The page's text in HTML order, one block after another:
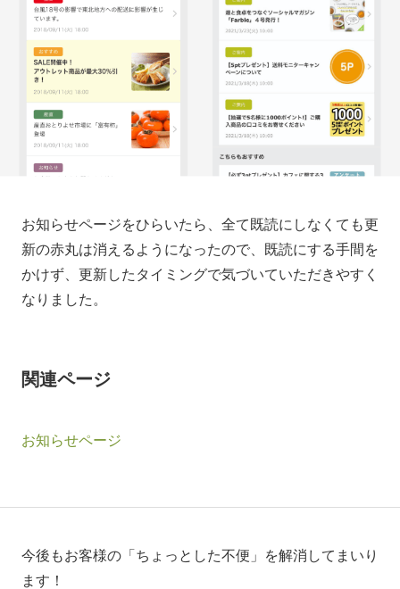
お知らせページをひらいたら、全て既読にしなくても更
新の赤丸は消えるようになったので、既読にする手間を
かけず、更新したタイミングで気づいていただきやすく
なりました。
関連ページ
お知らせページ
今後もお客様の「ちょっとした不便」を解消してまいり
ます！